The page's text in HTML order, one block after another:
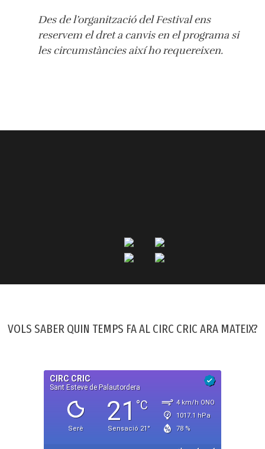
Des de l’organització del Festival ens
reservem el dret a canvis en el programa si
les circumstàncies així ho requereixen.
VOLS SABER QUIN TEMPS FA AL CIRC CRIC ARA MATEIX?